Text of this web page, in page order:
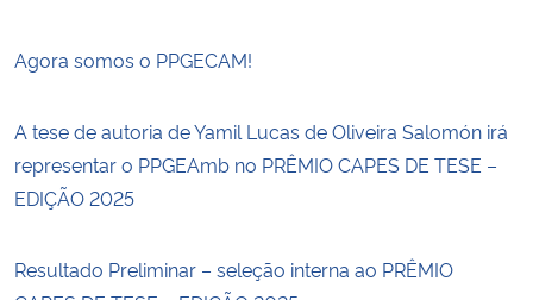
Agora somos o PPGECAM!
A tese de autoria de Yamil Lucas de Oliveira Salomón irá
representar o PPGEAmb no PRÊMIO CAPES DE TESE –
EDIÇÃO 2025
Resultado Preliminar – seleção interna ao PRÊMIO